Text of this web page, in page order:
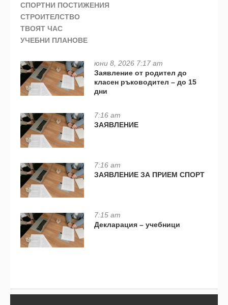
СПОРТНИ ПОСТИЖЕНИЯ
СТРОИТЕЛСТВО
ТВОЯТ ЧАС
УЧЕБНИ ПЛАНОВЕ
юни 8, 2026 7:17 am
Заявление от родител до
класен ръководител – до 15
дни
7:16 am
ЗАЯВЛЕНИЕ
7:16 am
ЗАЯВЛЕНИЕ ЗА ПРИЕМ СПОРТ
7:15 am
Декларация – учебници